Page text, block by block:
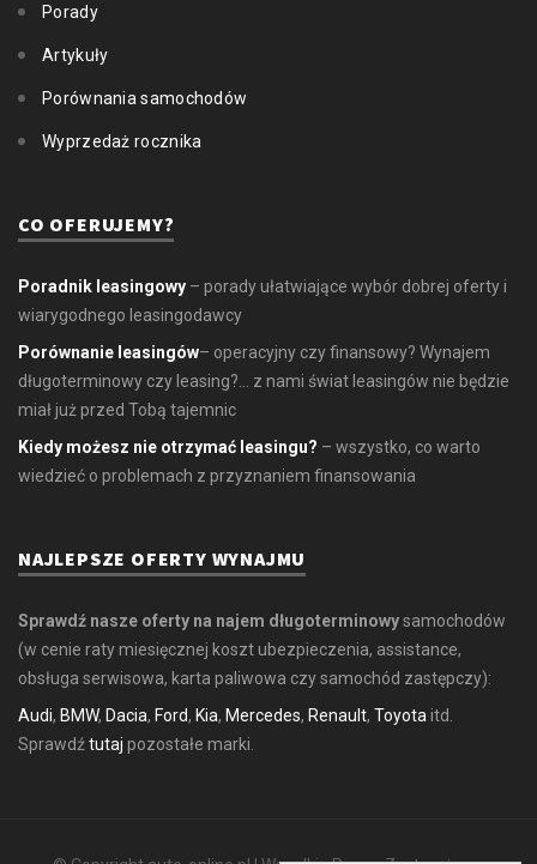
Porady
Artykuły
Porównania samochodów
Wyprzedaż rocznika
CO OFERUJEMY?
Poradnik leasingowy – porady ułatwiające wybór dobrej oferty i
wiarygodnego leasingodawcy
Porównanie leasingów– operacyjny czy finansowy? Wynajem
długoterminowy czy leasing?... z nami świat leasingów nie będzie
miał już przed Tobą tajemnic
Kiedy możesz nie otrzymać leasingu? – wszystko, co warto
wiedzieć o problemach z przyznaniem finansowania
NAJLEPSZE OFERTY WYNAJMU
Sprawdź nasze oferty na najem długoterminowysamochodów
(w cenie raty miesięcznej koszt ubezpieczenia, assistance,
obsługa serwisowa, karta paliwowa czy samochód zastępczy):
Audi, BMW, Dacia, Ford, Kia, Mercedes, Renault, Toyota itd.
Sprawdź tutaj pozostałe marki.